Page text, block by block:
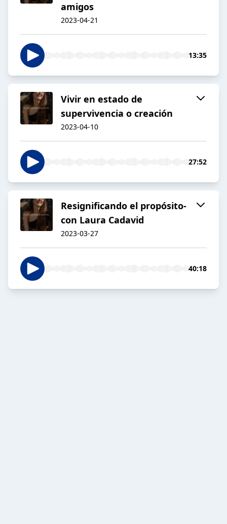
amigos
2023-04-21
13:35
Vivir en estado de
supervivencia o creación
2023-04-10
27:52
Resignificando el propósito-
con Laura Cadavid
2023-03-27
40:18